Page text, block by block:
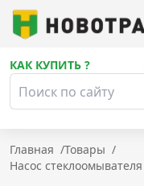
КАК КУПИТЬ ?
Главная /Товары /
Насос стеклоомывателя